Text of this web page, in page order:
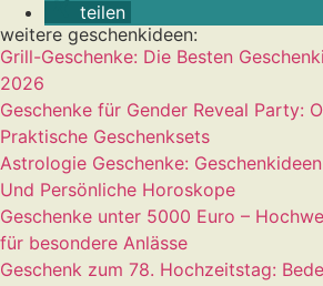
teilen
weitere geschenkideen:
Grill-Geschenke: Die Besten
2026
Geschenke für Gender Reveal Party:
Praktische Geschenksets
Astrologie Geschenke:
Und Persönliche Horoskope
Geschenke unter 5000 Euro –
für besondere Anlässe
Geschenk zum 78. Hochzeitstag: